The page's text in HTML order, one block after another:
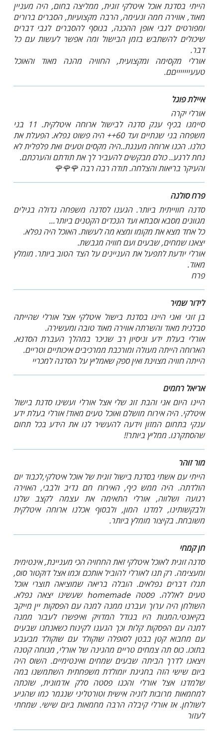
הייתי בסדנת אוכל איטלקי זוגית, ממליצה בחום, היה מעניין
מאוד, אווירה חמה ונעימה, הרבה מקצועיות, הסברים ברורים
ומפורטים לגבי אופן ההכנה, בנוסף להסברים לגבי דברים
שיכולים להשתבש בזמן הבישול ומה אפשר לעשות עם כל
דבר.
אורלי מקסימה ומקצועית, החוויה מהנה מאוד והאוכל
טעעיייייייםם.
איילת פוגל
אורלי יקרה
סיימנו בכיף ענק סדנה לבישול ארוחה איטלקית. 11 בני
משפחה בני שנתיים ועד 60++ היה פשוט נפלא. הפעלת את
כולנו. הכנו ארוחה מענגת..היה מקסים וטעים ואת פלפלית לא
נחת לרגע.. כולם מבקשים להעביר לך את תודתם והערכתם.
והעיקר בריאות והצלחה. תודה רבה רבה 🌹🌹🌹
פרח סולנה
סדנה חווייתית ביותר. הגענו לסדנה משפחה גדולה בגילים
מגוונים מסבא וסבתא ועד הנכדים הקטנים ביותר...
כל אחד מצא את מקומו ומצא מה לעשות. האוכל היה נפלא.
יצאנו שמחים, שבעים ועם חוויה מגבשת.
אורלי יודעת לתפעל את העניינים על הצד הטוב ביותר. מומלץ
מאוד.
פרח
לידור שמיר
בן זוגי ואני היינו בסדנת בישול איטלקי אצל אורלי שהייתה
סבלנית מאוד והשרתה אווירה מאוד טובה ומעשירה.
אורלי בעלת ידע וניסיון רב שניכר במהלך העברת הסדנא.
הארוחה הייתה מעולה ומורכבת ממרכיבים איכותיים וטריים.
הייתה חוויה מצוינת ואין ספק שאמליץ על הסדנה למכריי
אריאל רחמים
היינו היום אני והבת זוג שלי אצל אורלי ועשינו סדנת בישול
איטלקי. היה אירוח מושלם ואוכל טעים מאוד! אורלי בעלת ידע
ענקי בתחום המזון וידעה להעשיר לנו את הידע בכל תחום
שהסתקרנו. ממליץ ביותר!!
מור זוהר
הייתי עם אשתי בסדנת בישול זוגית של אוכל איטלקי,לכבוד יום
הולדתה. היה ממש כיף, האירוח חם נדיב ולבבי, האוירה
רגועה ושלווה, אורלי התאימה את עצמה לקצב שלנו
ולבקשותינו, למדנו המון, ולבסוף אכלנו ארוחה איטלקית
משובחת. בקיצור מומלץ ביותר.
חן קמחי
סדנה זוגית לאוכל איטלקי זאת החחויה הכי מעניינת, אינטימית
ומעצימה. רק תנו לאורלי להוביל אותכם וכמו אצל דוקטור סוס,
תגלו דברים נפלאים. הובלה בריאה שמוציאה תוצרי אוכל
טעים לאללה. פסטה homemade שעשינו יצאה נפלא.
השולחן היה ערוך ועברנו ממנה למנה עם הפסקות יין מייקב
בקיאנטי.המנות היו בגודל המדויק ואיפשרו לעבור ממנה
למנה עם הפסקות קלות וכך הגענו לקינוח כשאנחנו שבעים
עם מחבוא קטן בבטן לסופלה שוקולד עם שוקולד מבעבע
בתוכו. כוס תה צמחים טריים מהגינה של אורלי, מנוחה קטנה
ויצאנו לדרך הביתה שבעים שמחים ואינטימיים. השוס היה
ביום שישי הזה בחגיגת יומולדת משפחתית השתמשנו במה
שלמדנו אצל אורלי והכנו פסטה סלק אדמונית, שזכתה
למחמאות מרובות לזניה אישית וטורטליני שנגמר כמו שהגיע
לשולחן. אז אורלי קיבלה הרבה מחמאות ביום שישי. שמחתי
לעזור